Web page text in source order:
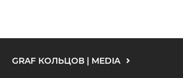
GRAF КОЛЬЦОВ | MEDIA